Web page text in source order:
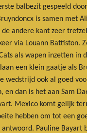
balbezit gespeeld
is samen met
andere kant zeer
via Louann Battiston.
als wapen inzetten in
een klein gaatje als
wedstrijd ook al goed
en dan is het aan Sam
Mexico komt gelijk
hebben om tot een
Pauline Bayart